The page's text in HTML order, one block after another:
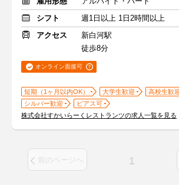
シフト
週1日以上 1日2時間以上
アクセス
新白河駅
徒歩8分
オンライン面接可
短期（1ヶ月以内OK） 大学生歓迎
高校生歓
シルバー歓迎
ピアス可
株式会社すかいらーくレストランツの求人一覧を見る
前のページへ 1